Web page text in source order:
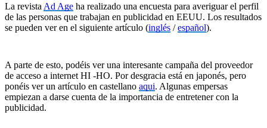
La revista Ad Age ha realizado una encuesta para averiguar el perfil
de las personas que trabajan en publicidad en EEUU. Los resultados
se pueden ver en el siguiente artículo (inglés /español).
A parte de esto, podéis ver una interesante campaña del proveedor
de acceso a internet HI -HO. Por desgracia está en japonés, pero
ponéis ver un artículo en castellano aqui. Algunas empersas
empiezan a darse cuenta de la importancia de entretener con la
publicidad.